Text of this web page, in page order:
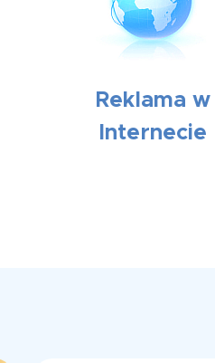
Reklama w
Internecie